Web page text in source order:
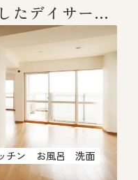
たデイサービ
チン お風呂
洗面